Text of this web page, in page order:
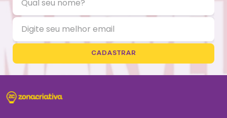
CADASTRAR